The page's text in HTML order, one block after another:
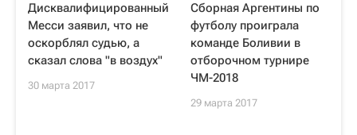
Дисквалифицированный
Месси заявил, что не
оскорблял судью, а
сказал слова "в воздух"
30 марта 2017
Сборная Аргентины по
футболу проиграла
команде Боливии в
отборочном турнире
ЧМ-2018
29 марта 2017